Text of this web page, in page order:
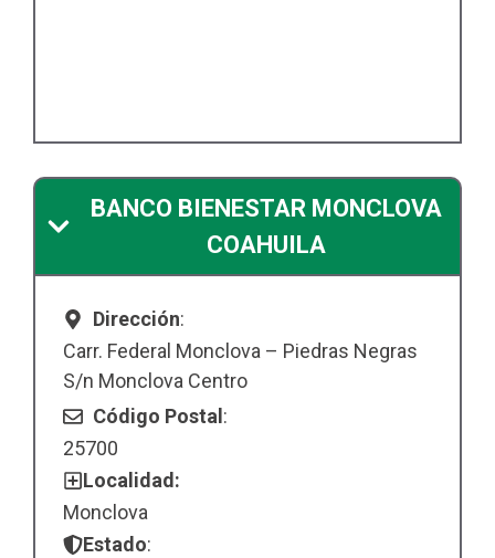
BANCO BIENESTAR MONCLOVA
COAHUILA
Dirección:
Carr. Federal Monclova – Piedras Negras
S/n Monclova Centro
Código Postal :
25700
Localidad:
Monclova
Estado: